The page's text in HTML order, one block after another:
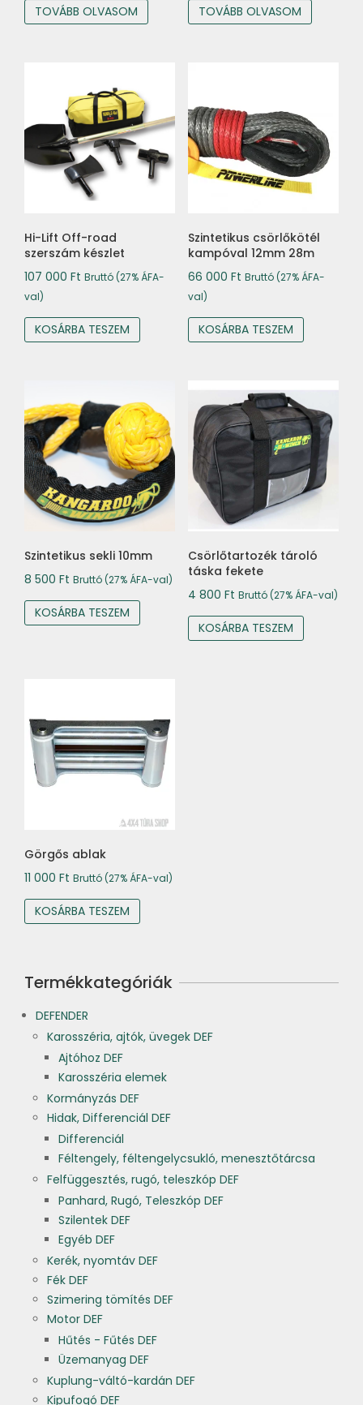
TOVÁBB OLVASOM TOVÁBB OLVASOM
Hi-Lift Off-road
szerszám készlet
107 000 Ft Bruttó (27% ÁFA-
val)
KOSÁRBA TESZEM
Szintetikus csörlőkötél
kampóval 12mm 28m
66 000 Ft Bruttó (27% ÁFA-
val)
KOSÁRBA TESZEM
Szintetikus sekli 10mm
8 500 Ft Bruttó (27% ÁFA-val)
KOSÁRBA TESZEM
Csörlőtartozék tároló
táska fekete
4 800 Ft Bruttó (27% ÁFA-val)
KOSÁRBA TESZEM
Görgős ablak
11 000 Ft Bruttó (27% ÁFA-val)
KOSÁRBA TESZEM
Termékkategóriák
DEFENDER
Karosszéria, ajtók, üvegek DEF
Ajtóhoz DEF
Karosszéria elemek
Kormányzás DEF
Hidak, Differenciál DEF
Differenciál
Féltengely, féltengelycsukló, menesztőtárcsa
Felfüggesztés, rugó, teleszkóp DEF
Panhard, Rugó, Teleszkóp DEF
Szilentek DEF
Egyéb DEF
Kerék, nyomtáv DEF
Fék DEF
Szimering tömítés DEF
Motor DEF
Hűtés - Fűtés DEF
Üzemanyag DEF
Kuplung-váltó-kardán DEF
Kipufogó DEF